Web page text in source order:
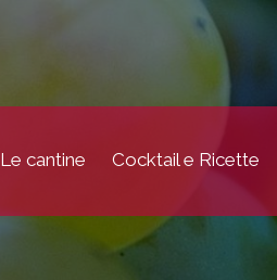
Le cantine Cocktail e Ricette